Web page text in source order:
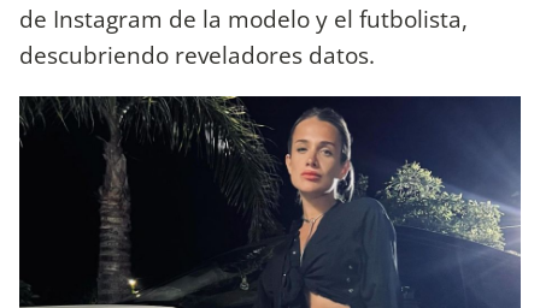
de Instagram de la modelo y el futbolista,
descubriendo reveladores datos.